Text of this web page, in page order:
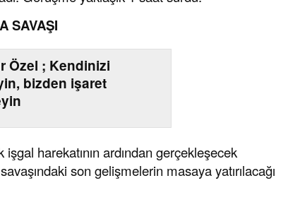
SAVAŞI
Özel ; Kendinizi
bizden işaret
harekatının ardından gerçekleşecek
son gelişmelerin masaya yatırılacağı